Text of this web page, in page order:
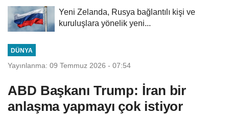
Yeni Zelanda, Rusya bağlantılı kişi ve
kuruluşlara yönelik yeni...
DÜNYA
Yayınlanma: 09 Temmuz 2026 - 07:54
ABD Başkanı Trump: İran bir
anlaşma yapmayı çok istiyor